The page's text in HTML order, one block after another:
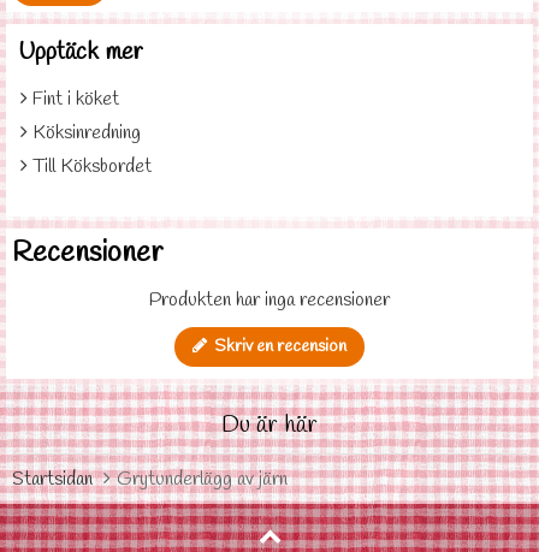
Upptäck mer
Fint i köket
Köksinredning
Till Köksbordet
Recensioner
Produkten har inga recensioner
Skriv en recension
Du är här
Startsidan Grytunderlägg av järn